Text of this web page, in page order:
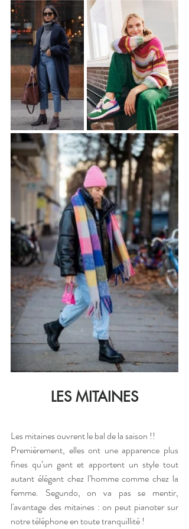
LES MITAINES
Les mitaines ouvrent le bal de la saison !!
Premièrement, elles ont une apparence plus
fines qu’un gant et apportent un style tout
autant élégant chez l’homme comme chez la
femme. Segundo, on va pas se mentir,
l'avantage des mitaines : on peut pianoter sur
notre téléphone en toute tranquillité !